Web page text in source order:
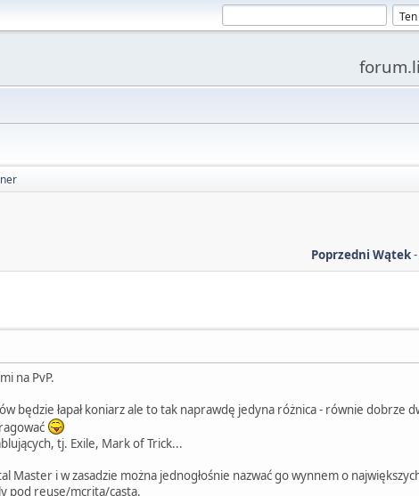
Poprzedni Wątek-
na PvP.
będzie łapał koniarz ale to tak naprawdę jedyna różnica - równie dobrze
tj. Exile, Mark of Trick...
i w zasadzie można jednogłośnie nazwać go wynnem o
pod reuse/mcrita/casta.